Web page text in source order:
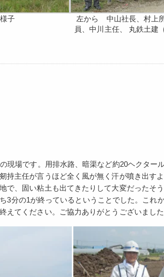
子
左から 中山社長、村上
員、中川主任、 丸鉄土建
現場です。用排水路、暗渠など約20ヘクター
持主任が言うほど全く風が無く汗が噴き出す
で、固い粘土も出てきたりして大変だったそ
3分の1が終っているということでした。これ
えてください。ご協力ありがとうございました